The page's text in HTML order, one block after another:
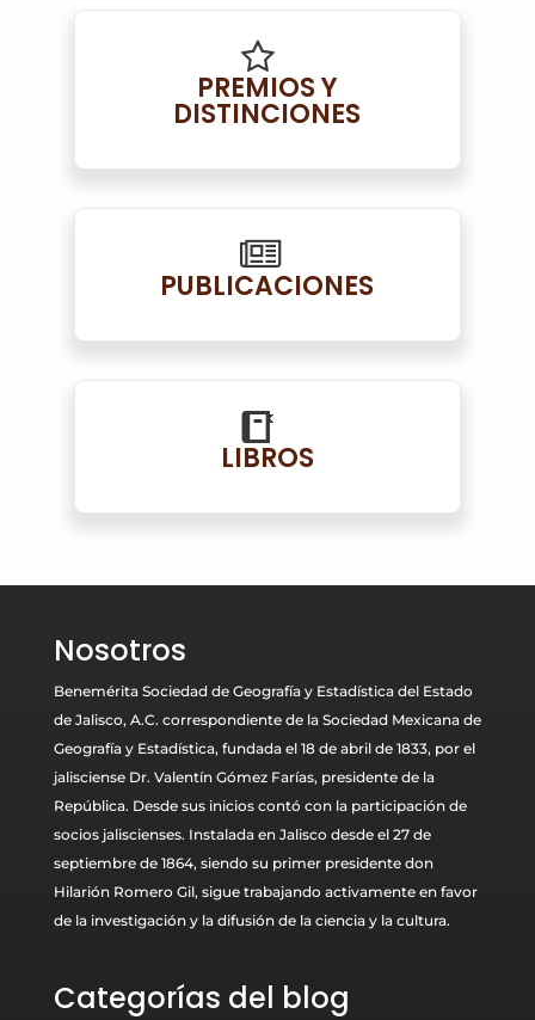
PREMIOS Y
DISTINCIONES
PUBLICACIONES
LIBROS
Nosotros
Benemérita Sociedad de Geografía y Estadística del Estado
de Jalisco, A.C. correspondiente de la Sociedad Mexicana de
Geografía y Estadística, fundada el 18 de abril de 1833, por el
jalisciense Dr. Valentín Gómez Farías, presidente de la
República. Desde sus inicios contó con la participación de
socios jaliscienses. Instalada en Jalisco desde el 27 de
septiembre de 1864, siendo su primer presidente don
Hilarión Romero Gil, sigue trabajando activamente en favor
de la investigación y la difusión de la ciencia y la cultura.
Categorías del blog